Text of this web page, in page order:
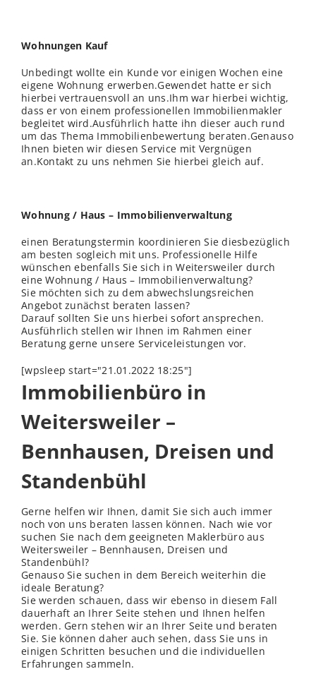
Wohnungen Kauf
Unbedingt wollte ein Kunde vor einigen Wochen eine
eigene Wohnung erwerben.Gewendet hatte er sich
hierbei vertrauensvoll an uns.Ihm war hierbei wichtig,
dass er von einem professionellen Immobilienmakler
begleitet wird.Ausführlich hatte ihn dieser auch rund
um das Thema Immobilienbewertung beraten.Genauso
Ihnen bieten wir diesen Service mit Vergnügen
an.Kontakt zu uns nehmen Sie hierbei gleich auf.
Wohnung / Haus – Immobilienverwaltung
einen Beratungstermin koordinieren Sie diesbezüglich
am besten sogleich mit uns. Professionelle Hilfe
wünschen ebenfalls Sie sich in Weitersweiler durch
eine Wohnung / Haus – Immobilienverwaltung?
Sie möchten sich zu dem abwechslungsreichen
Angebot zunächst beraten lassen?
Darauf sollten Sie uns hierbei sofort ansprechen.
Ausführlich stellen wir Ihnen im Rahmen einer
Beratung gerne unsere Serviceleistungen vor.
[wpsleep start="21.01.2022 18:25"]
Immobilienbüro in
Weitersweiler –
Bennhausen, Dreisen und
Standenbühl
Gerne helfen wir Ihnen, damit Sie sich auch immer
noch von uns beraten lassen können. Nach wie vor
suchen Sie nach dem geeigneten Maklerbüro aus
Weitersweiler – Bennhausen, Dreisen und
Standenbühl?
Genauso Sie suchen in dem Bereich weiterhin die
ideale Beratung?
Sie werden schauen, dass wir ebenso in diesem Fall
dauerhaft an Ihrer Seite stehen und Ihnen helfen
werden. Gern stehen wir an Ihrer Seite und beraten
Sie. Sie können daher auch sehen, dass Sie uns in
einigen Schritten besuchen und die individuellen
Erfahrungen sammeln.